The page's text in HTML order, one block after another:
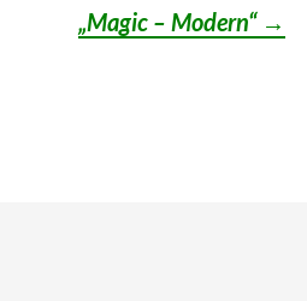
„Magic – Modern“ →